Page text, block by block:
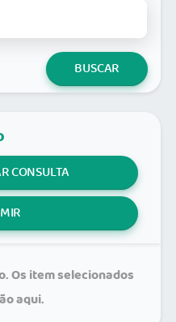
BUSCAR
CONSULTA
Os item selecionados
aqui.